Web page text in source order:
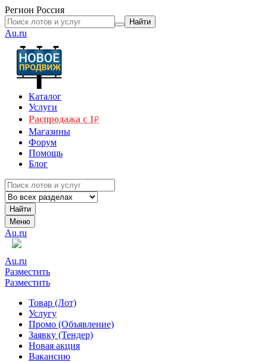
Регион Россия
Найти
Au.ru
Каталог
Услуги
Распродажа с 1₽
Магазины
Форум
Помощь
Блог
Найти
Меню
Au.ru
Au.ru
Разместить
Разместить
Товар (Лот)
Услугу
Промо (Объявление)
Заявку (Тендер)
Новая акция
Вакансию